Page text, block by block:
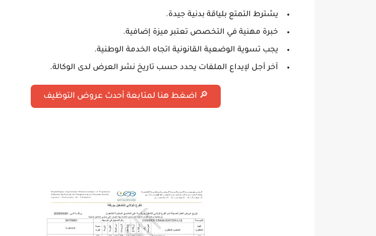
يشترط التمتع بلياقة بدنية جيدة.
خبرة مهنية في التخصص تعتبر ميزة إضافية.
يجب تسوية الوضعية القانونية اتجاه الخدمة الوطنية.
آخر أجل لإيداع الملفات يحدد حسب تاريخ نشر العرض لدى الوكالة.
🔎 اضغط هنا لمتابعة أحدث عروض التوظيف